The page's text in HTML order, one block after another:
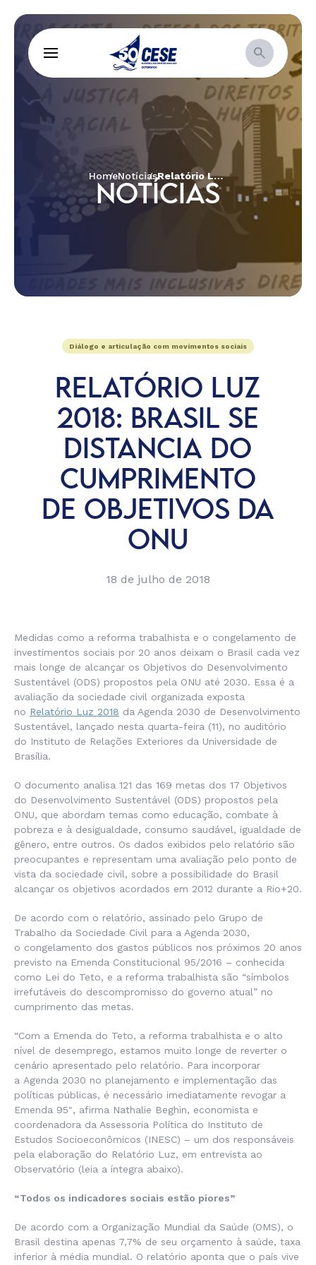
HomeNotícias Relatório Luz 2018: Brasil se distancia do cumprimento de objetivos da ONU
NOTÍCIAS
Diálogo e articulação com movimentos sociais
RELATÓRIO LUZ
2018: BRASIL SE
DISTANCIA DO
CUMPRIMENTO
DE OBJETIVOS DA
ONU
18 de julho de 2018
Medidas como a reforma trabalhista e o congelamento de
investimentos sociais por 20 anos deixam o Brasil cada vez
mais longe de alcançar os Objetivos do Desenvolvimento
Sustentável (ODS) propostos pela ONU até 2030. Essa é a
avaliação da sociedade civil organizada exposta
no Relatório Luz 2018 da Agenda 2030 de Desenvolvimento
Sustentável, lançado nesta quarta-feira (11), no auditório
do Instituto de Relações Exteriores da Universidade de
Brasília.
O documento analisa 121 das 169 metas dos 17 Objetivos
do Desenvolvimento Sustentável (ODS) propostos pela
ONU, que abordam temas como educação, combate à
pobreza e à desigualdade, consumo saudável, igualdade de
gênero, entre outros. Os dados exibidos pelo relatório são
preocupantes e representam uma avaliação pelo ponto de
vista da sociedade civil, sobre a possibilidade do Brasil
alcançar os objetivos acordados em 2012 durante a Rio+20.
De acordo com o relatório, assinado pelo Grupo de
Trabalho da Sociedade Civil para a Agenda 2030,
o congelamento dos gastos públicos nos próximos 20 anos
previsto na Emenda Constitucional 95/2016 – conhecida
como Lei do Teto, e a reforma trabalhista são “símbolos
irrefutáveis do descompromisso do governo atual” no
cumprimento das metas.
“Com a Emenda do Teto, a reforma trabalhista e o alto
nível de desemprego, estamos muito longe de reverter o
cenário apresentado pelo relatório. Para incorporar
a Agenda 2030 no planejamento e implementação das
políticas públicas, é necessário imediatamente revogar a
Emenda 95″, afirma Nathalie Beghin, economista e
coordenadora da Assessoria Política do Instituto de
Estudos Socioeconômicos (INESC) – um dos responsáveis
pela elaboração do Relatório Luz, em entrevista ao
Observatório (leia a íntegra abaixo).
“Todos os indicadores sociais estão piores”
De acordo com a Organização Mundial da Saúde (OMS), o
Brasil destina apenas 7,7% de seu orçamento à saúde, taxa
inferior à média mundial. O relatório aponta que o país vive